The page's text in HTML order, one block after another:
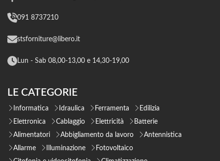
091 8737210
stsforniture@libero.it
Lun - Sab 08,00-13,00 e 14,30-19,00
LE CATEGORIE
Informatica Idraulica Ferramenta
Edilizia
Elettronica
Cablaggio Elettricità
Batterie
Alimentatori
Abbigliamento da lavoro
Antennistica
Allarme
Illuminazione
Fotovoltaico